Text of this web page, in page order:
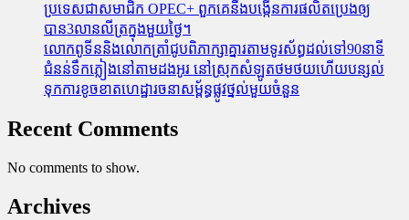
ប្រទេសជាសមាជិក OPEC+​ ពួកគេនឹងបង្កើនការផលិតប្រេងឲ្យ
បាន3លានលីត្រក្នុងមួយថ្ងៃ។
លោកពូទីននិងលោកត្រាំជូបពិភាក្សាគ្នារតាមទូរស័ព្ធដល់ទៅ90នាទី
ជំនន់​ទឹកភ្លៀង​នៅ​តាម​ដងអូរ​ នៅ​ស្រុក​សំឡូត​ថមថយ​ហើយ​បន្សល់​
ទុក​ការ​ខូចខាត​ហេដ្ឋារចនាសម្ព័ន្ធ​ផ្លូវថ្នល់​មួយ​ចំនួន
Recent Comments
No comments to show.
Archives